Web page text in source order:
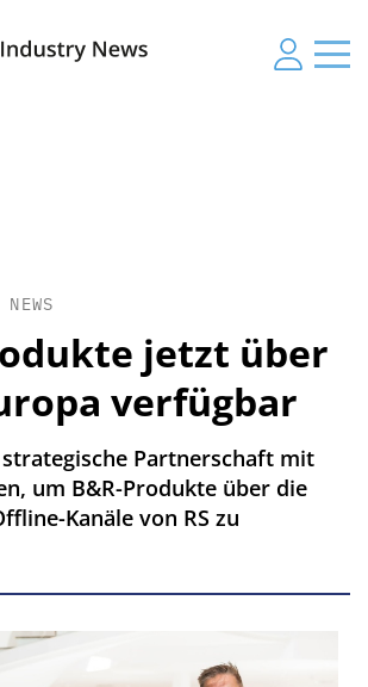
NEWS
jetzt über
verfügbar
strategische Partnerschaft mit
um B&R-Produkte über die
Kanäle von RS zu